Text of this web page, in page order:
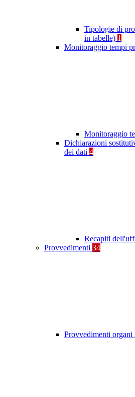
Tipologie di
in tabelle) 1
Monitoraggio tempi
Monitoraggio
Dichiarazioni
dei dati 4
Recapiti
Provvedimenti 34
Provvedimenti